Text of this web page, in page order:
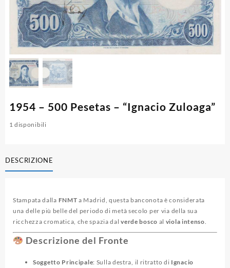
1954 – 500 Pesetas – “Ignacio Zuloaga”
1 disponibili
DESCRIZIONE
Stampata dalla FNMT a Madrid, questa banconota è considerata
una delle più belle del periodo di metà secolo per via della sua
ricchezza cromatica, che spazia dalverde bosco al viola intenso
Descrizione del Fronte
Soggetto Principale: Sulla destra, il ritratto di Ignacio